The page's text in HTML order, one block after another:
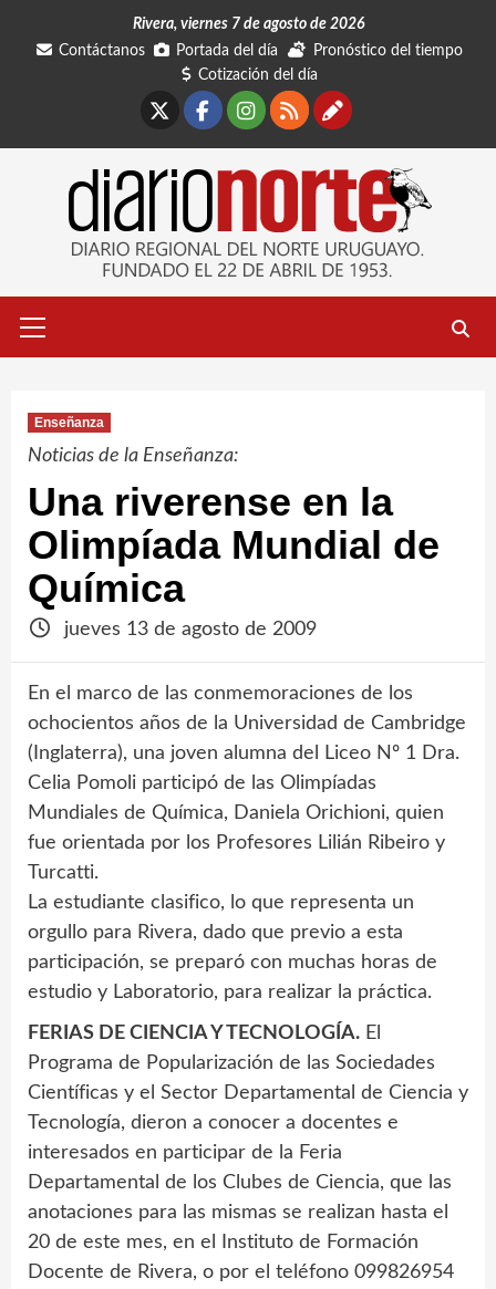
Rivera, viernes 7 de agosto de 2026
Contáctanos
Portada del día
Pronóstico del tiempo
Cotización del día
Facebook
Instagram
RSSContáctanos
primario
Enseñanza
Noticias de la Enseñanza:
Una riverense en la
Olimpíada Mundial de
Química
jueves 13 de agosto de 2009
En el marco de las conmemoraciones de los
ochocientos años de la Universidad de Cambridge
(Inglaterra), una joven alumna del Liceo Nº 1 Dra.
Celia Pomoli participó de las Olimpíadas
Mundiales de Química, Daniela Orichioni, quien
fue orientada por los Profesores Lilián Ribeiro y
Turcatti.
La estudiante clasifico, lo que representa un
orgullo para Rivera, dado que previo a esta
participación, se preparó con muchas horas de
estudio y Laboratorio, para realizar la práctica.
FERIAS DE CIENCIA Y TECNOLOGÍA. El
Programa de Popularización de las Sociedades
Científicas y el Sector Departamental de Ciencia y
Tecnología, dieron a conocer a docentes e
interesados en participar de la Feria
Departamental de los Clubes de Ciencia, que las
anotaciones para las mismas se realizan hasta el
20 de este mes, en el Instituto de Formación
Docente de Rivera, o por el teléfono 099826954